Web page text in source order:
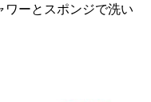
ーとスポンジで洗い